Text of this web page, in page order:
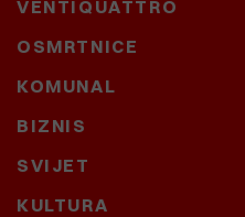
VENTIQUATTRO
OSMRTNICE
KOMUNAL
BIZNIS
SVIJET
KULTURA